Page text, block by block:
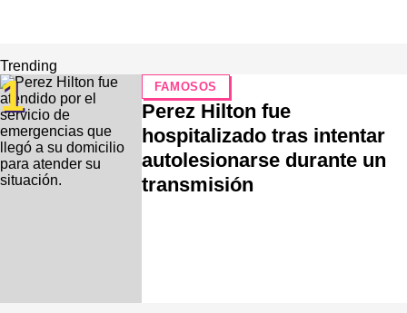
Trending
1 FAMOSOS
Perez Hilton fue
hospitalizado tras intentar
autolesionarse durante un
transmisión